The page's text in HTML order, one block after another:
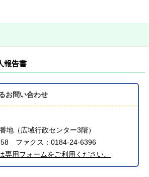
報告書
お問い合わせ
地（広域行政センター3階）
ファクス：0184-24-6396
専用フォームをご利用ください。